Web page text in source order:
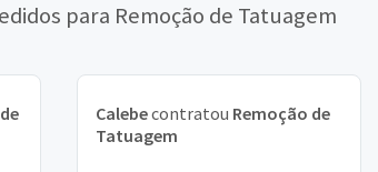
para Remoção de Tatuagem
Calebecontratou Remoção de
Tatuagem